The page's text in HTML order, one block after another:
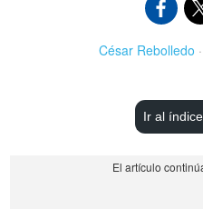
César Rebolledo ·
Ir al